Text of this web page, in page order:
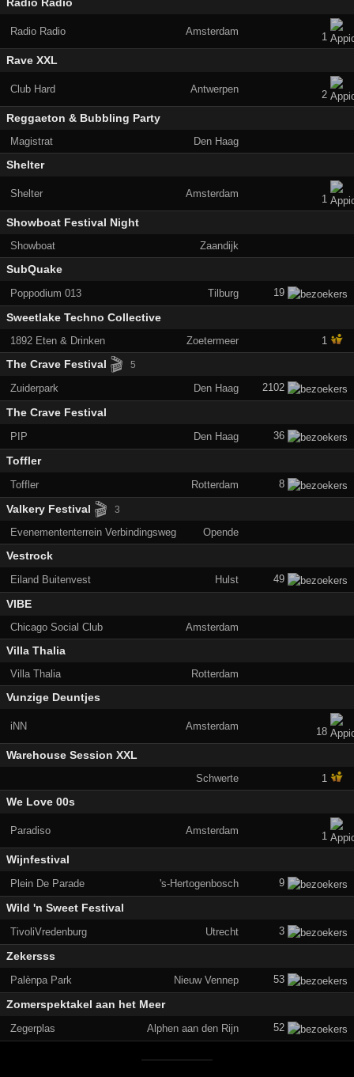
Radio Radio
Radio Radio Amsterdam 1
Rave XXL
Club Hard Antwerpen 2
Reggaeton & Bubbling Party
Magistrat Den Haag
Shelter
Shelter Amsterdam 1
Showboat Festival Night
Showboat Zaandijk
SubQuake
Poppodium 013 Tilburg 19
Sweetlake Techno Collective
1892 Eten & Drinken Zoetermeer 1
The Crave Festival 🎬 5
Zuiderpark Den Haag 2102
The Crave Festival
PIP Den Haag 36
Toffler
Toffler Rotterdam 8
Valkery Festival 🎬 3
Evenemententerrein Verbindingsweg Opende
Vestrock
Eiland Buitenvest Hulst 49
VIBE
Chicago Social Club Amsterdam
Villa Thalia
Villa Thalia Rotterdam
Vunzige Deuntjes
iNN Amsterdam 18
Warehouse Session XXL
Schwerte 1
We Love 00s
Paradiso Amsterdam 1
Wijnfestival
Plein De Parade 's-Hertogenbosch 9
Wild 'n Sweet Festival
TivoliVredenburg Utrecht 3
Zekersss
Palènpa Park Nieuw Vennep 53
Zomerspektakel aan het Meer
Zegerplas Alphen aan den Rijn 52